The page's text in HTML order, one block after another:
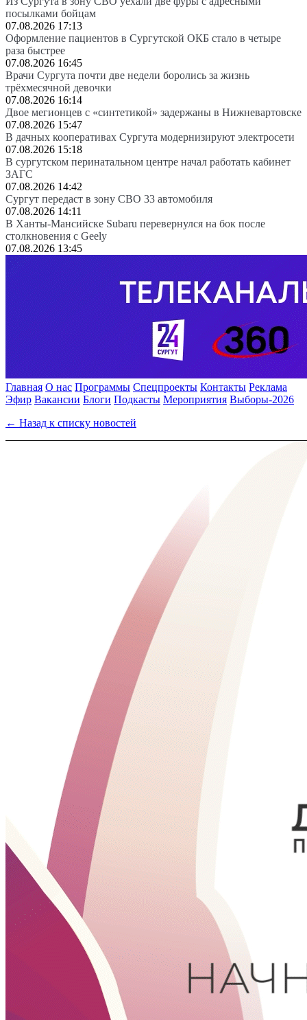
посылками бойцам
07.08.2026 17:13
Оформление пациентов в Сургутской ОКБ стало в четыре
раза быстрее
07.08.2026 16:45
Врачи Сургута почти две недели боролись за жизнь
трёхмесячной девочки
07.08.2026 16:14
Двое мегионцев с «синтетикой» задержаны в Нижневартовске
07.08.2026 15:47
В дачных кооперативах Сургута модернизируют электросети
07.08.2026 15:18
В сургутском перинатальном центре начал работать кабинет
ЗАГС
07.08.2026 14:42
Сургут передаст в зону СВО 33 автомобиля
07.08.2026 14:11
В Ханты-Мансийске Subaru перевернулся на бок после
столкновения с Geely
07.08.2026 13:45
Главная О нас Программы Спецпроекты Контакты Реклама
Эфир Вакансии Блоги Подкасты Мероприятия Выборы-2026
← Назад к списку новостей